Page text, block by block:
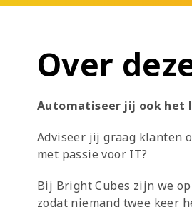
Over
Automatiseer jij ook het
Adviseer jij graag klanten
met passie voor IT?
Bij Bright Cubes zijn we
zodat niemand twee keer